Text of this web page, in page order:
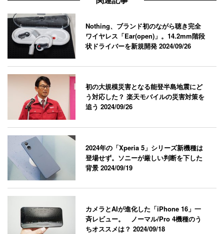
Nothing、ブランド初のながら聴き完全
ワイヤレス「Ear(open)」。14.2mm階段
状ドライバーを新規開発2024/09/26
初の大規模災害となる能登半島地震にど
う対応した？ 楽天モバイルの災害対策を
追う2024/09/26
2024年の「Xperia 5」シリーズ新機種は
登場せず。ソニーが厳しい判断を下した
背景2024/09/19
カメラとAIが進化した「iPhone 16」一
斉レビュー。 ノーマル/Pro 4機種のう
ちオススメは？2024/09/18